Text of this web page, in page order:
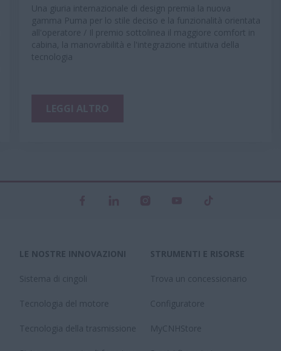
Una giuria internazionale di design premia la nuova
gamma Puma per lo stile deciso e la funzionalità orientata
all'operatore / Il premio sottolinea il maggiore comfort in
cabina, la manovrabilità e l'integrazione intuitiva della
tecnologia
LE NOSTRE INNOVAZIONI
Sistema di cingoli
Tecnologia del motore
Tecnologia della trasmissione
STRUMENTI E RISORSE
Trova un concessionario
Configuratore
MyCNHStore